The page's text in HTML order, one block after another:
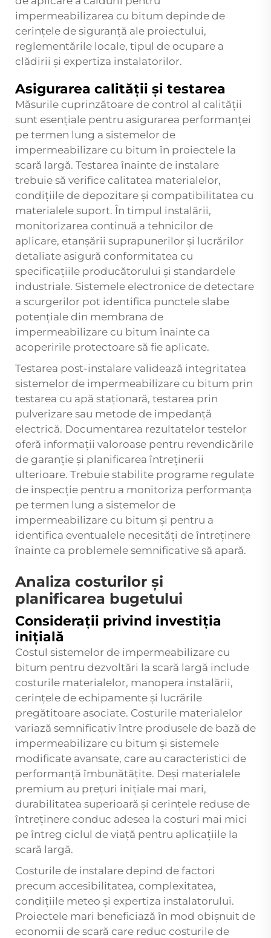
impermeabilizarea cu bitum depinde de
cerințele de siguranță ale proiectului,
reglementările locale, tipul de ocupare a
clădirii și expertiza instalatorilor.
Asigurarea calității și testarea
Măsurile cuprinzătoare de control al calității
sunt esențiale pentru asigurarea performanței
pe termen lung a sistemelor de
impermeabilizare cu bitum în proiectele la
scară largă. Testarea înainte de instalare
trebuie să verifice calitatea materialelor,
condițiile de depozitare și compatibilitatea cu
materialele suport. În timpul instalării,
monitorizarea continuă a tehnicilor de
aplicare, etanșării suprapunerilor și lucrărilor
detaliate asigură conformitatea cu
specificațiile producătorului și standardele
industriale. Sistemele electronice de detectare
a scurgerilor pot identifica punctele slabe
potențiale din membrana de
impermeabilizare cu bitum înainte ca
acoperirile protectoare să fie aplicate.
Testarea post-instalare validează integritatea
sistemelor de impermeabilizare cu bitum prin
testarea cu apă staționară, testarea prin
pulverizare sau metode de impedanță
electrică. Documentarea rezultatelor testelor
oferă informații valoroase pentru revendicările
de garanție și planificarea întreținerii
ulterioare. Trebuie stabilite programe regulate
de inspecție pentru a monitoriza performanța
pe termen lung a sistemelor de
impermeabilizare cu bitum și pentru a
identifica eventualele necesități de întreținere
înainte ca problemele semnificative să apară.
Analiza costurilor și
planificarea bugetului
Considerații privind investiția
inițială
Costul sistemelor de impermeabilizare cu
bitum pentru dezvoltări la scară largă include
costurile materialelor, manopera instalării,
cerințele de echipamente și lucrările
pregătitoare asociate. Costurile materialelor
variază semnificativ între produsele de bază de
impermeabilizare cu bitum și sistemele
modificate avansate, care au caracteristici de
performanță îmbunătățite. Deși materialele
premium au prețuri inițiale mai mari,
durabilitatea superioară și cerințele reduse de
întreținere conduc adesea la costuri mai mici
pe întreg ciclul de viață pentru aplicațiile la
scară largă.
Costurile de instalare depind de factori
precum accesibilitatea, complexitatea,
condițiile meteo și expertiza instalatorului.
Proiectele mari beneficiază în mod obișnuit de
economii de scară care reduc costurile de